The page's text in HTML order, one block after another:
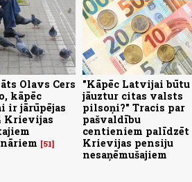
Olavs Cers
kāpēc
ir jārūpējas
Krievijas
51
"Kāpēc Latvijai būtu
jāuztur citas valsts
pilsoņi?" Tracis par
pašvaldību
centieniem palīdzēt
Krievijas pensiju
nesaņēmušajiem